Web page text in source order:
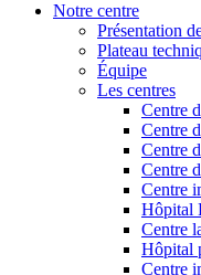
Notre centre
Présentation
Plateau
Équipe
Les centres
Centre
Centre
Centre
Centre
Centre
Hôpital
Centre
Hôpital
Centre